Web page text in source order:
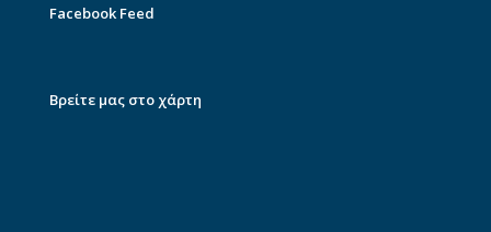
Facebook Feed
Βρείτε μας στο χάρτη